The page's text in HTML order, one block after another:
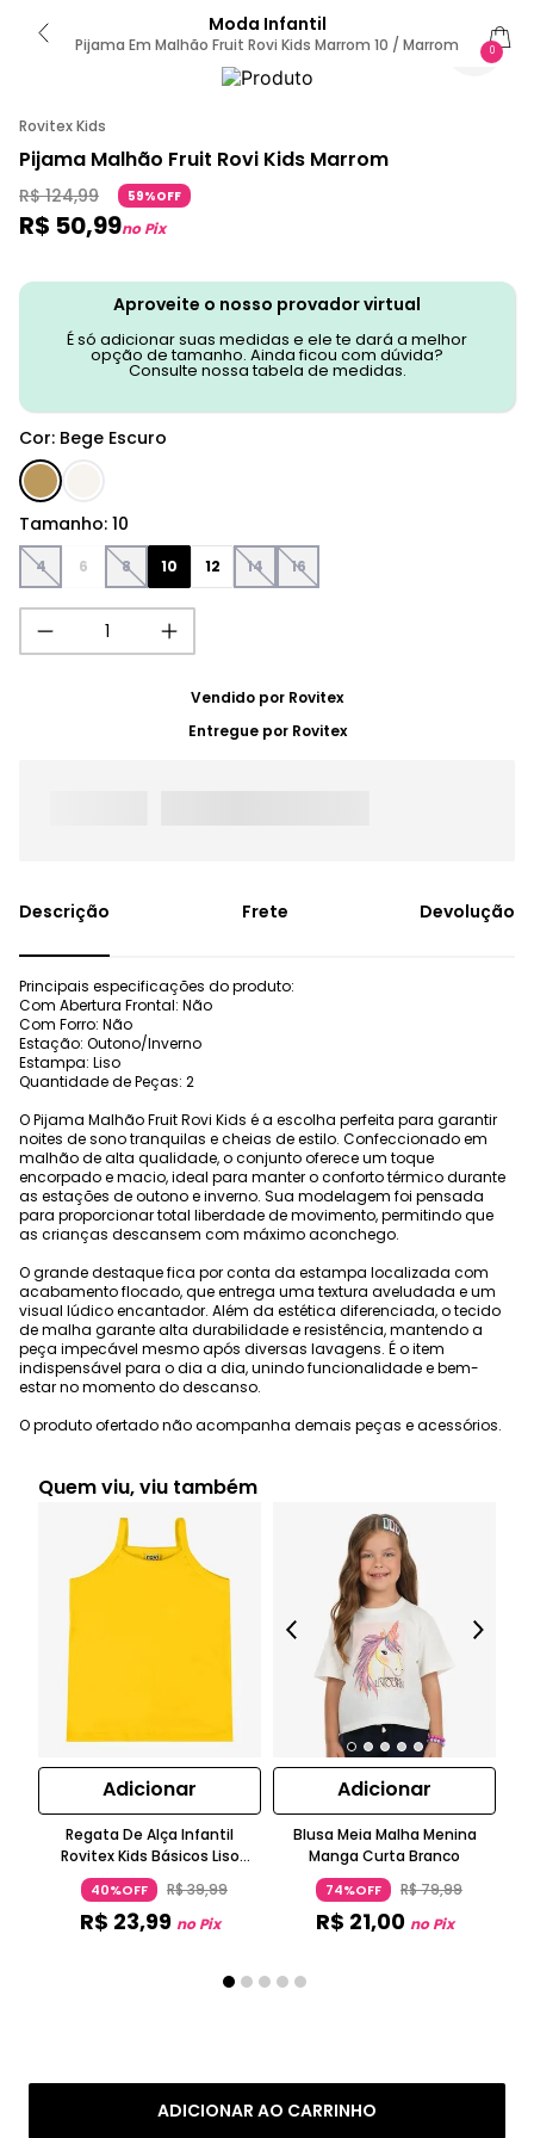
Moda Infantil
Pijama Em Malhão Fruit Rovi Kids Marrom 10 / Marrom 0
Rovitex Kids
Pijama Malhão Fruit Rovi Kids Marrom
R$ 124,99 59%OFF
R$ 50,99no Pix
Aproveite o nosso provador virtual
É só adicionar suas medidas e ele te dará a melhor
opção de tamanho. Ainda ficou com dúvida?
Consulte nossa tabela de medidas.
Tamanho: 10
4 6 8 10 12 14 16
Cor: Bege Escuro
ADICIONAR AO CARRINHO
Vendido por Rovitex
Entregue por Rovitex
Frete Devolução
Principais especificações do produto:
Com Abertura Frontal: Não
Com Forro: Não
Estação: Outono/Inverno
Estampa: Liso
Quantidade de Peças: 2
O Pijama Malhão Fruit Rovi Kids é a escolha perfeita para garantir
noites de sono tranquilas e cheias de estilo. Confeccionado em
malhão de alta qualidade, o conjunto oferece um toque
encorpado e macio, ideal para manter o conforto térmico durante
as estações de outono e inverno. Sua modelagem foi pensada
para proporcionar total liberdade de movimento, permitindo que
as crianças descansem com máximo aconchego.
O grande destaque fica por conta da estampa localizada com
acabamento flocado, que entrega uma textura aveludada e um
visual lúdico encantador. Além da estética diferenciada, o tecido
de malha garante alta durabilidade e resistência, mantendo a
peça impecável mesmo após diversas lavagens. É o item
indispensável para o dia a dia, unindo funcionalidade e bem-
estar no momento do descanso.
O produto ofertado não acompanha demais peças e acessórios.
Quem viu, viu também
Adicionar
Regata De Alça Infantil
Rovitex Kids Básicos Liso
Amarelo
40%OFF R$39,99
R$ 23,99 no Pix
Adicionar
Blusa Meia Malha Menina
Manga Curta Branco
74%OFF R$79,99
R$ 21,00 no Pix